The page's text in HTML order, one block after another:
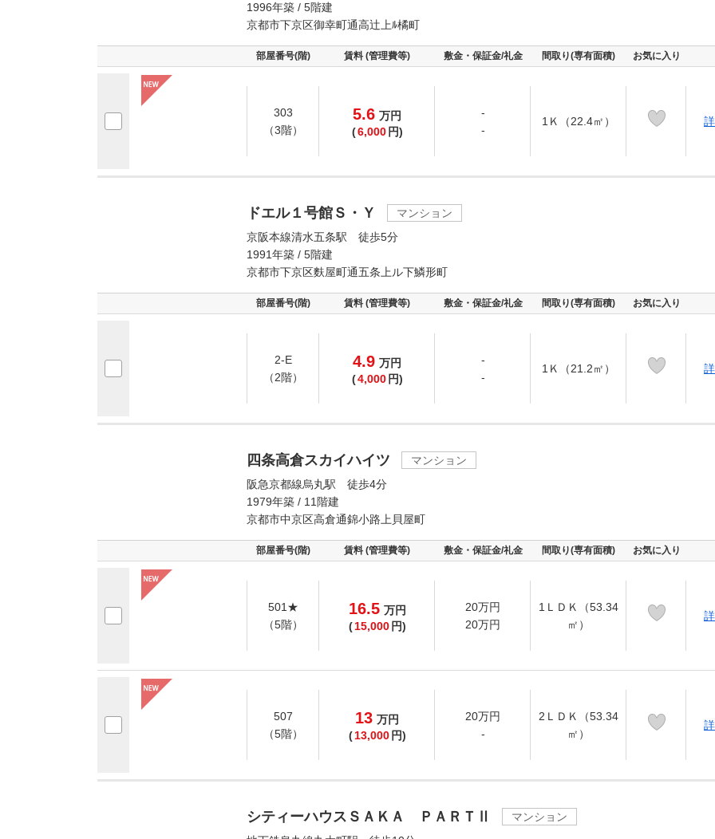
1996年築 / 5階建
京都市下京区御幸町通高辻上ﾙ橘町
部屋番号(階) 賃料 (管理費等) 敷金・保証金/礼金 間取り(専有面積) お気に入り
303
（3階）
5.6 万円
(6,000 円)
-
-
1Ｋ（22.4㎡）
ドエル１号館Ｓ・Ｙ
マンション
京阪本線清水五条駅 徒歩5分
1991年築 / 5階建
京都市下京区麩屋町通五条上ル下鱗形町
部屋番号(階) 賃料 (管理費等) 敷金・保証金/礼金 間取り(専有面積) お気に入り
2-E
（2階）
4.9 万円
(4,000 円)
-
-
1Ｋ（21.2㎡）
四条高倉スカイハイツ
マンション
阪急京都線烏丸駅 徒歩4分
1979年築 / 11階建
京都市中京区高倉通錦小路上貝屋町
部屋番号(階) 賃料 (管理費等) 敷金・保証金/礼金 間取り(専有面積) お気に入り
501★
（5階）
16.5 万円
( 15,000 円)
20万円
20万円
1ＬＤＫ（53.34
㎡）
507
（5階）
13 万円
( 13,000 円)
20万円
-
2ＬＤＫ（53.34
㎡）
シティーハウスＳＡＫＡ ＰＡＲＴⅡ
マンション